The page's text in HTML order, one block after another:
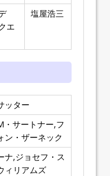
エ
塩屋浩三
ッター
・サートナー,フ
ン・ザーネック
ナ,ジョセフ・ス
ィリアムズ